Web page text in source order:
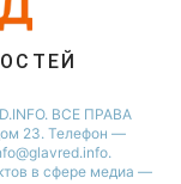
ВСЕ ПРАВА
23. Телефон —
в сфере медиа —